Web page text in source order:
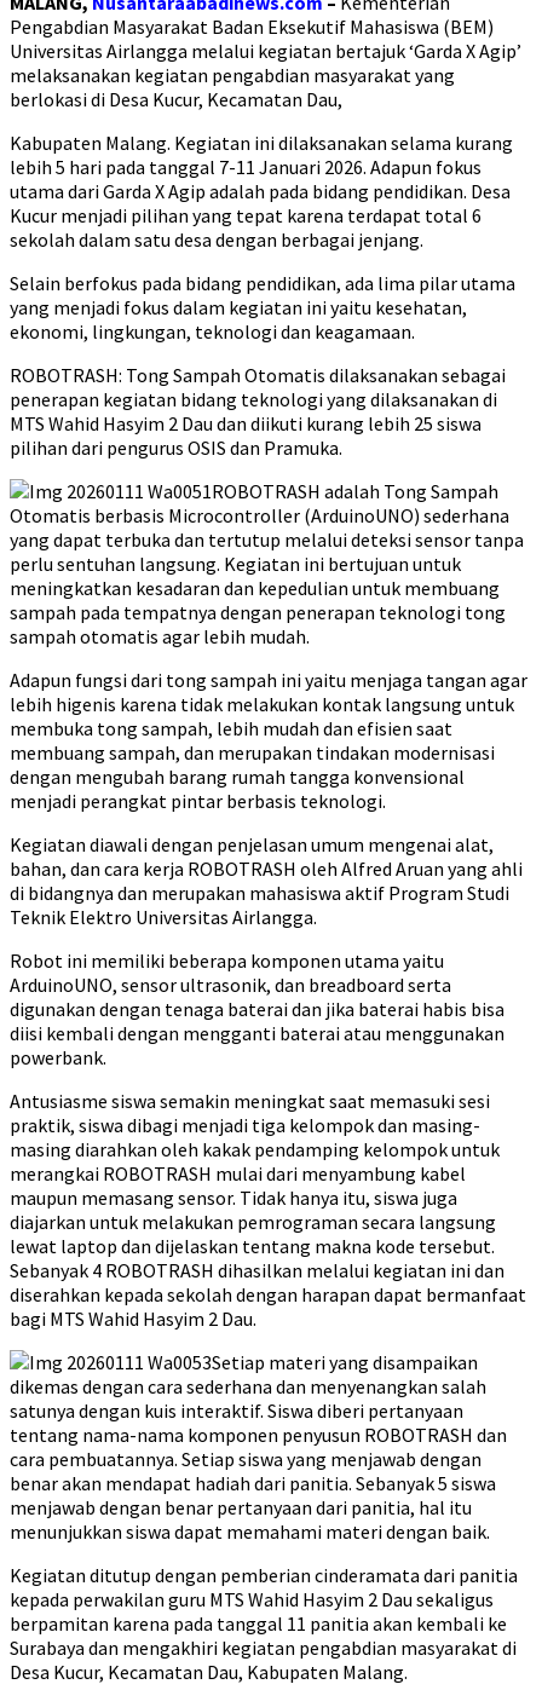
Pengabdian Masyarakat Badan Eksekutif Mahasiswa (BEM)
Universitas Airlangga melalui kegiatan bertajuk ‘Garda X Agip’
melaksanakan kegiatan pengabdian masyarakat yang
berlokasi di Desa Kucur, Kecamatan Dau,
Kabupaten Malang. Kegiatan ini dilaksanakan selama kurang
lebih 5 hari pada tanggal 7-11 Januari 2026. Adapun fokus
utama dari Garda X Agip adalah pada bidang pendidikan. Desa
Kucur menjadi pilihan yang tepat karena terdapat total 6
sekolah dalam satu desa dengan berbagai jenjang.
Selain berfokus pada bidang pendidikan, ada lima pilar utama
yang menjadi fokus dalam kegiatan ini yaitu kesehatan,
ekonomi, lingkungan, teknologi dan keagamaan.
ROBOTRASH: Tong Sampah Otomatis dilaksanakan sebagai
penerapan kegiatan bidang teknologi yang dilaksanakan di
MTS Wahid Hasyim 2 Dau dan diikuti kurang lebih 25 siswa
pilihan dari pengurus OSIS dan Pramuka.
ROBOTRASH adalah Tong Sampah
Otomatis berbasis Microcontroller (ArduinoUNO) sederhana
yang dapat terbuka dan tertutup melalui deteksi sensor tanpa
perlu sentuhan langsung. Kegiatan ini bertujuan untuk
meningkatkan kesadaran dan kepedulian untuk membuang
sampah pada tempatnya dengan penerapan teknologi tong
sampah otomatis agar lebih mudah.
Adapun fungsi dari tong sampah ini yaitu menjaga tangan agar
lebih higenis karena tidak melakukan kontak langsung untuk
membuka tong sampah, lebih mudah dan efisien saat
membuang sampah, dan merupakan tindakan modernisasi
dengan mengubah barang rumah tangga konvensional
menjadi perangkat pintar berbasis teknologi.
Kegiatan diawali dengan penjelasan umum mengenai alat,
bahan, dan cara kerja ROBOTRASH oleh Alfred Aruan yang ahli
di bidangnya dan merupakan mahasiswa aktif Program Studi
Teknik Elektro Universitas Airlangga.
Robot ini memiliki beberapa komponen utama yaitu
ArduinoUNO, sensor ultrasonik, dan breadboard serta
digunakan dengan tenaga baterai dan jika baterai habis bisa
diisi kembali dengan mengganti baterai atau menggunakan
powerbank.
Antusiasme siswa semakin meningkat saat memasuki sesi
praktik, siswa dibagi menjadi tiga kelompok dan masing-
masing diarahkan oleh kakak pendamping kelompok untuk
merangkai ROBOTRASH mulai dari menyambung kabel
maupun memasang sensor. Tidak hanya itu, siswa juga
diajarkan untuk melakukan pemrograman secara langsung
lewat laptop dan dijelaskan tentang makna kode tersebut.
Sebanyak 4 ROBOTRASH dihasilkan melalui kegiatan ini dan
diserahkan kepada sekolah dengan harapan dapat bermanfaat
bagi MTS Wahid Hasyim 2 Dau.
Setiap materi yang disampaikan
dikemas dengan cara sederhana dan menyenangkan salah
satunya dengan kuis interaktif. Siswa diberi pertanyaan
tentang nama-nama komponen penyusun ROBOTRASH dan
cara pembuatannya. Setiap siswa yang menjawab dengan
benar akan mendapat hadiah dari panitia. Sebanyak 5 siswa
menjawab dengan benar pertanyaan dari panitia, hal itu
menunjukkan siswa dapat memahami materi dengan baik.
Kegiatan ditutup dengan pemberian cinderamata dari panitia
kepada perwakilan guru MTS Wahid Hasyim 2 Dau sekaligus
berpamitan karena pada tanggal 11 panitia akan kembali ke
Surabaya dan mengakhiri kegiatan pengabdian masyarakat di
Desa Kucur, Kecamatan Dau, Kabupaten Malang.